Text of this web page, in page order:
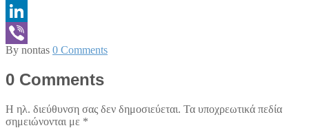
Messenger
LinkedIn
Viber
By nontas 0 Comments
0 Comments
Η ηλ. διεύθυνση σας δεν δημοσιεύεται. Τα υποχρεωτικά πεδία
σημειώνονται με *